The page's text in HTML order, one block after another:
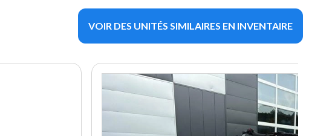
VOIR DES UNITÉS SIMILAIRES EN INVENTAIRE